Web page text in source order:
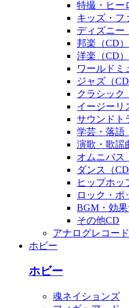
特撮・ヒー
キッズ・フ
ディズニー
邦楽（CD）
洋楽（CD）
ワールドミ
ジャズ（CD
クラシック
イージーリ
サウンドト
学芸・落語
演歌・歌謡
オムニバス
ダンス（CD
ヒップホッ
ロック・ポ
BGM・効果
その他CD
アナログレコード
ホビー
ホビー
魂ネイションズ